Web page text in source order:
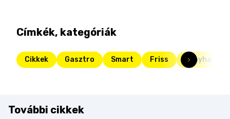
Címkék, kategóriák
Cikkek Gasztro Smart Friss konyhai
További cikkek